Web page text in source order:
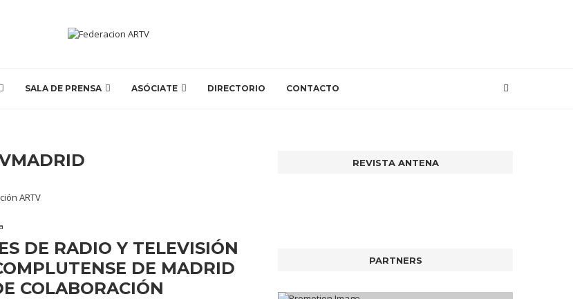
SALA DE PRENSA ASÓCIATE DIRECTORIO CONTACTO
DE RADIO Y TELEVISIÓN
DE MADRID
COLABORACIÓN
REVISTA ANTENA
PARTNERS